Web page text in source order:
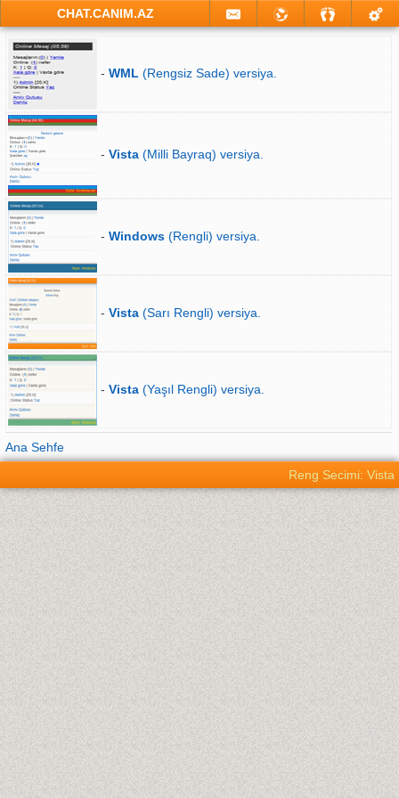
CHAT.CANIM.AZ
- WML (Rengsiz Sade) versiya.
- Vista (Milli Bayraq) versiya.
- Windows (Rengli) versiya.
- Vista (Sarı Rengli) versiya.
- Vista (Yaşıl Rengli) versiya.
Ana Sehfe
Reng Secimi: Vista